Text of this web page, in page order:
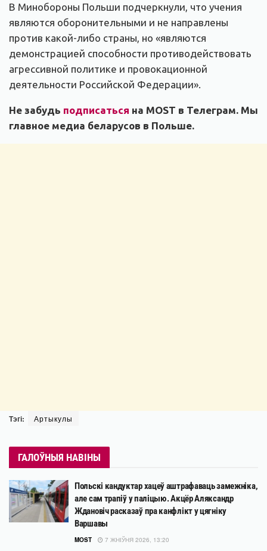
В Минобороны Польши подчеркнули, что учения
являются оборонительными и не направлены
против какой-либо страны, но «являются
демонстрацией способности противодействовать
агрессивной политике и провокационной
деятельности Российской Федерации».
Не забудь подписаться на MOST в Телеграм. Мы
главное медиа беларусов в Польше.
Тэгі: Артыкулы
ГАЛОЎНЫЯ НАВІНЫ
Польскі кандуктар хацеў аштрафаваць замежніка,
але сам трапіў у паліцыю. Акцёр Аляксандр
Ждановіч расказаў пра канфлікт у цягніку
Варшавы
MOST 7 ЖНІЎНЯ 2026, 13:20